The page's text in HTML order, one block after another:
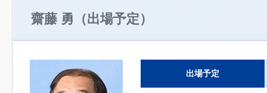
齋藤 勇（出場予定）
出場予定